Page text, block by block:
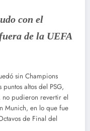
con el
de la UEFA
sin Champions
altos del PSG,
no pudieron revertir el
Munich, en lo que fue
de Final del